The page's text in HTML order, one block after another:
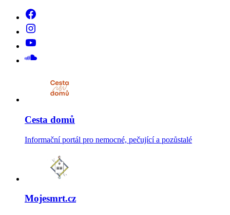
Cesta domů
Informační portál pro nemocné, pečující a pozůstalé
Mojesmrt.cz